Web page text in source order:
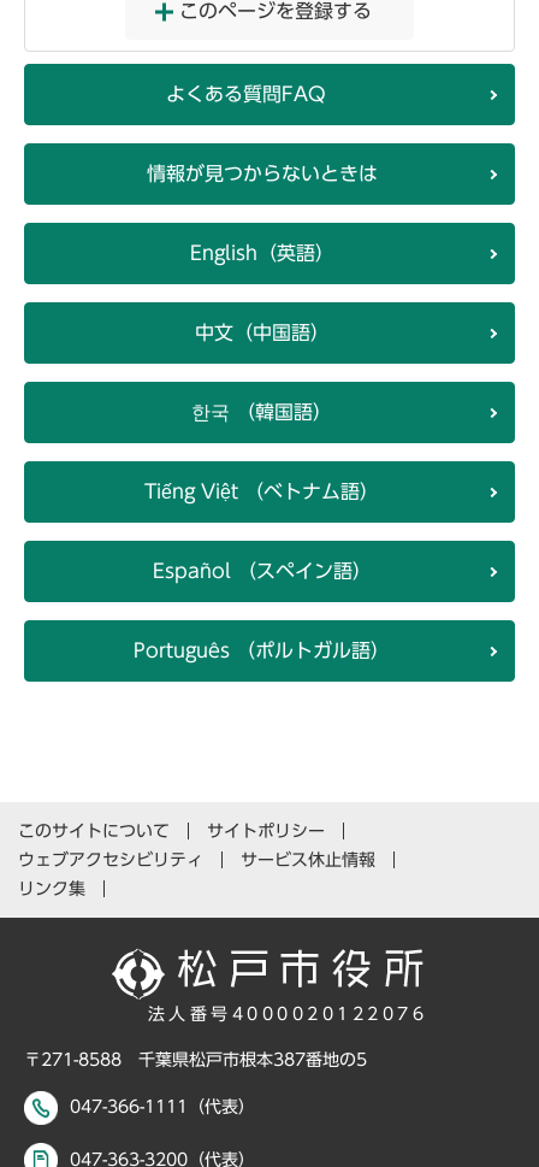
このページを登録する
よくある質問FAQ
情報が見つからないときは
English（英語）
中文（中国語）
한국 （韓国語）
Tiếng Việt （ベトナム語）
Español （スペイン語）
Português （ポルトガル語）
このサイトについて
サイトポリシー
ウェブアクセシビリティ
サービス休止情報
リンク集
法人番号4000020122076
〒271-8588 千葉県松戸市根本387番地の5
047-366-1111（代表）
047-363-3200（代表）